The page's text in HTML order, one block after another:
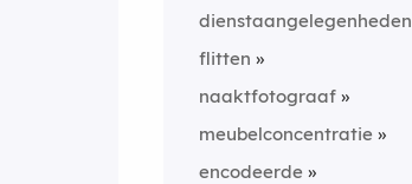
dienstaangelegenheden
flitten
naaktfotograaf
meubelconcentratie
encodeerde